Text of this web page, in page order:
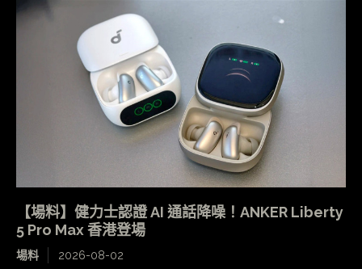
【場料】健力士認證 AI 通話降噪！ANKER Liberty
5 Pro Max 香港登場
場料 2026-08-02